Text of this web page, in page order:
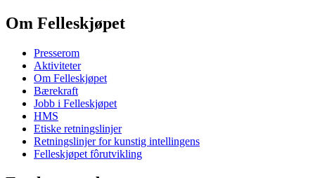
Om Felleskjøpet
Presserom
Aktiviteter
Om Felleskjøpet
Bærekraft
Jobb i Felleskjøpet
HMS
Etiske retningslinjer
Retningslinjer for kunstig intellingens
Felleskjøpet fôrutvikling